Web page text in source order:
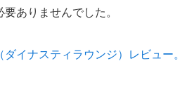
ありませんでした。
イナスティラウンジ）レビュー。